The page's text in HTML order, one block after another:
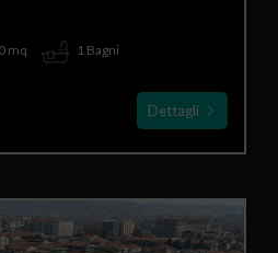
mq 1 Bagni
Dettagli